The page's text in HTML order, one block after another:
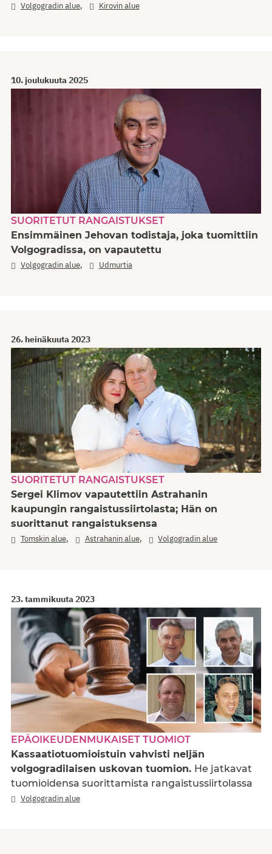
Volgogradin alue, Kirovin alue
10. joulukuuta 2025
SUORITETUT RANGAISTUKSET
Ensimmäinen Jehovan todistaja, joka tuomittiin
Volgogradissa, on vapautettu
Volgogradin alue, Udmurtia
26. heinäkuuta 2023
SUORITETUT RANGAISTUKSET
Sergei Klimov vapautettiin Astrahanin
kaupungin rangaistussiirtolasta; Hän on
suorittanut rangaistuksensa
Tomskin alue, Astrahanin alue, Volgogradin alue
23. tammikuuta 2023
EPÄOIKEUDENMUKAISET TUOMIOT
Kassaatiotuomioistuin vahvisti neljän
volgogradilaisen uskovan tuomion. He jatkavat
tuomioidensa suorittamista rangaistussiirtolassa
Volgogradin alue